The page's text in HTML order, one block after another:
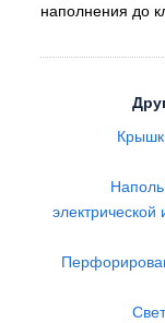
наполнения до